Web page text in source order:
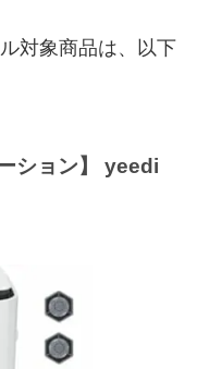
対象商品は、以下
ション】 yeedi